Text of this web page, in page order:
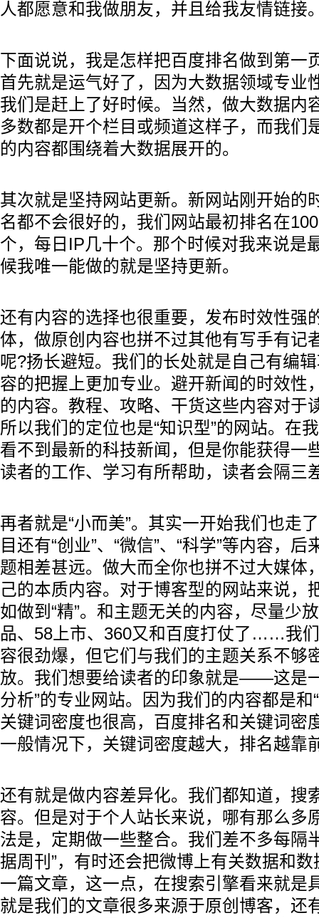
人都愿意和我做朋友，并且给我友情链接
下面说说，我是怎样把百度排名做到第一
首先就是运气好了，因为大数据领域专业
我们是赶上了好时候。当然，做大数据内
多数都是开个栏目或频道这样子，而我们
的内容都围绕着大数据展开的。
其次就是坚持网站更新。新网站刚开始的
名都不会很好的，我们网站最初排名在
个，每日IP几十个。那个时候对我来说是
候我唯一能做的就是坚持更新。
还有内容的选择也很重要，发布时效性强
体，做原创内容也拼不过其他有写手有记
呢?扬长避短。我们的长处就是自己有编
容的把握上更加专业。避开新闻的时效性
的内容。教程、攻略、干货这些内容对于
所以我们的定位也是“知识型”的网站。在
看不到最新的科技新闻，但是你能获得一
读者的工作、学习有所帮助，读者会隔三
再者就是“小而美”。其实一开始我们也走
目还有“创业”、“微信”、“科学”等内容，
题相差甚远。做大而全你也拼不过大媒体
己的本质内容。对于博客型的网站来说，
如做到“精”。和主题无关的内容，尽量少
品、58上市、360又和百度打仗了……我
容很劲爆，但它们与我们的主题关系不够
放。我们想要给读者的印象就是——这是
分析”的专业网站。因为我们的内容都是和
关键词密度也很高，百度排名和关键词密
一般情况下，关键词密度越大，排名越靠
还有就是做内容差异化。我们都知道，搜
容。但是对于个人站长来说，哪有那么多
法是，定期做一些整合。我们差不多每隔
据周刊”，有时还会把微博上有关数据和
一篇文章，这一点，在搜索引擎看来就是
就是我们的文章很多来源于原创博客，还